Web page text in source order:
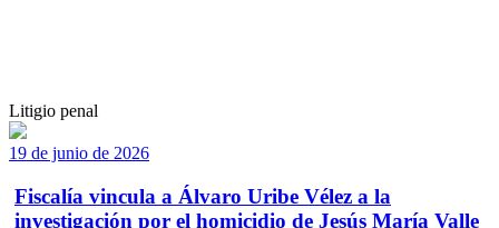
Litigio penal
19 de junio de 2026
Fiscalía vincula a Álvaro Uribe Vélez a la
investigación por el homicidio de Jesús María Valle